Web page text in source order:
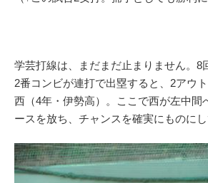
学芸打線は、まだまだ止まりません。8
2番コンビが連打で出塁すると、2アウ
西（4年・伊勢高）。ここで西が左中間
ースを放ち、チャンスを確実にものにし